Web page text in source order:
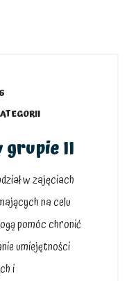
grupie II
w zajęciach
na celu
pomóc chronić
umiejętności
i